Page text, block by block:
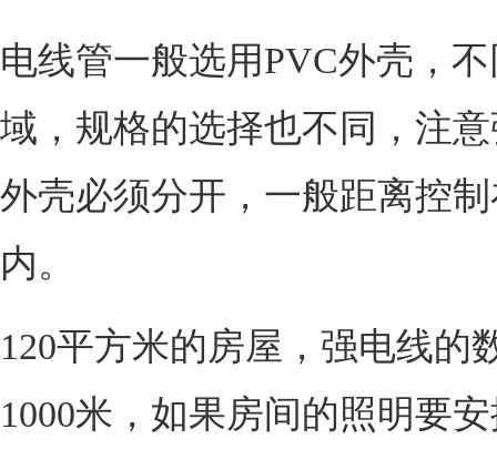
电线管一般选用PVC外壳，
域，规格的选择也不同，注
外壳必须分开，一般距离控
内。
120平方米的房屋，强电线的
1000米，如果房间的照明要